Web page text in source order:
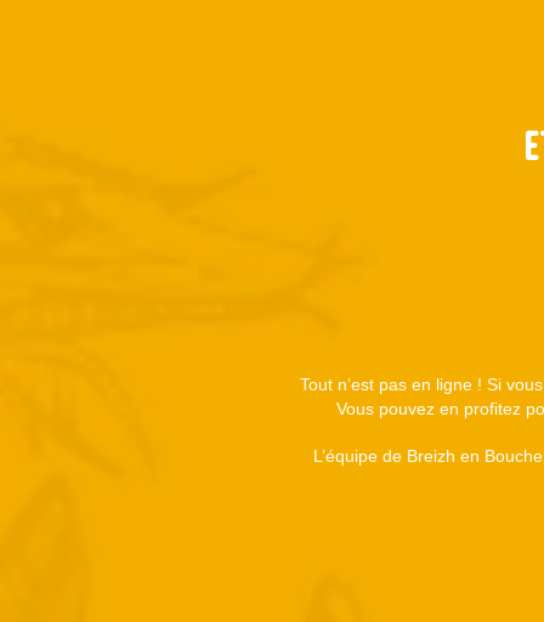
Tout n’est pas en ligne ! Si
Vous pouvez en profitez
L’équipe de Breizh en